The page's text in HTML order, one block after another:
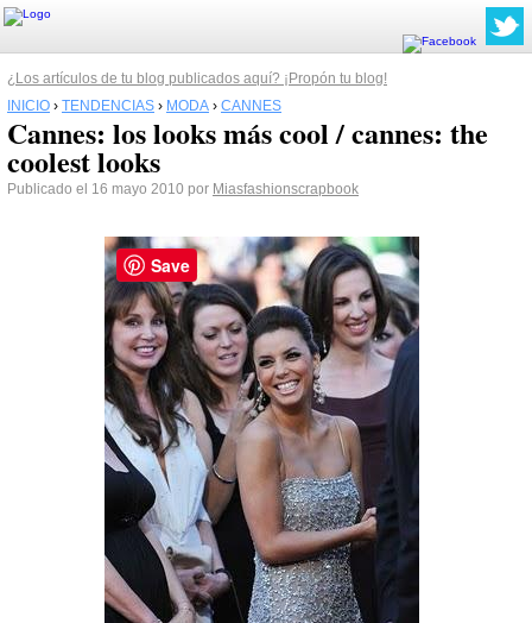
¿Los artículos de tu blog publicados aquí? ¡Propón tu blog!
INICIO › TENDENCIAS › MODA › CANNES
Cannes: los looks más cool / cannes: the
coolest looks
Publicado el 16 mayo 2010 por Miasfashionscrapbook
Save